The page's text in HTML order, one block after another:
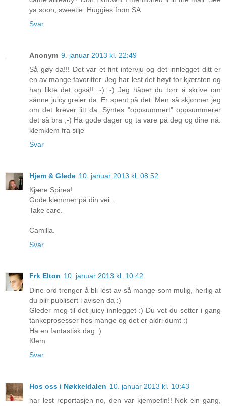
ya soon, sweetie. Huggies from SA
Svar
Anonym 9. januar 2013 kl. 22:49
Så gøy da!!! Det var et fint intervju og det innlegget ditt er
en av mange favoritter. Jeg har lest det høyt for kjærsten og
han likte det også!! :-) :-) Jeg håper du tørr å skrive om
sånne juicy greier da. Er spent på det. Men så skjønner jeg
om det krever litt da. Syntes "oppsummert" oppsummerer
det så bra ;-) Ha gode dager og ta vare på deg og dine nå.
klemklem fra silje
Svar
Hjem & Glede 10. januar 2013 kl. 08:52
Kjære Spirea!
Gode klemmer på din vei...
Take care.
Camilla.
Svar
Frk Elton 10. januar 2013 kl. 10:42
Dine ord trenger å bli lest av så mange som mulig, herlig at
du blir publisert i avisen da :)
Gleder meg til det juicy innlegget :) Du vet du setter i gang
tankeprosesser hos mange og det er aldri dumt :)
Ha en fantastisk dag :)
Klem
Svar
Hos oss i Nøkkeldalen 10. januar 2013 kl. 10:43
har lest reportasjen no, den var kjempefin!! Nok ein gang,